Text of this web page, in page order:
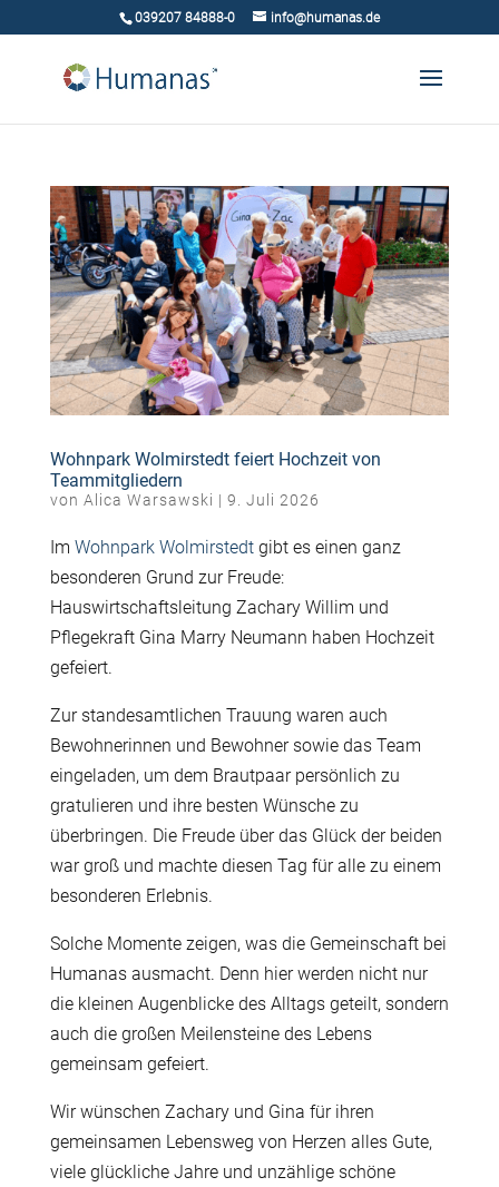
039207 84888-0 info@humanas.de
Wohnpark Wolmirstedt feiert Hochzeit von
Teammitgliedern
von Alica Warsawski | 9. Juli 2026
Im Wohnpark Wolmirstedtgibt es einen ganz
besonderen Grund zur Freude:
Hauswirtschaftsleitung Zachary Willim und
Pflegekraft Gina Marry Neumann haben Hochzeit
gefeiert.
Zur standesamtlichen Trauung waren auch
Bewohnerinnen und Bewohner sowie das Team
eingeladen, um dem Brautpaar persönlich zu
gratulieren und ihre besten Wünsche zu
überbringen. Die Freude über das Glück der beiden
war groß und machte diesen Tag für alle zu einem
besonderen Erlebnis.
Solche Momente zeigen, was die Gemeinschaft bei
Humanas ausmacht. Denn hier werden nicht nur
die kleinen Augenblicke des Alltags geteilt, sondern
auch die großen Meilensteine des Lebens
gemeinsam gefeiert.
Wir wünschen Zachary und Gina für ihren
gemeinsamen Lebensweg von Herzen alles Gute,
viele glückliche Jahre und unzählige schöne